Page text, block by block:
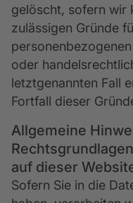
gelöscht, sofern wir
zulässigen Gründe
oder
letztgenannten Fall
Fortfall dieser
Allgemeine
auf dieser
Sofern Sie in die